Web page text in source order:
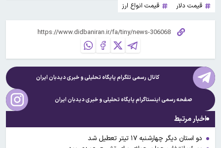
قیمت دلار قیمت انواع ارز
کانال رسمی تلگرام پایگاه تحلیلی و خبریدیدبان ایران
صفحه رسمی اینستاگرام پایگاه تحلیلی و خبریدیدبان ایران
اخبار مرتبط
دو استان دیگر چهارشنبه ۱۷ تیتر تعطیل شد